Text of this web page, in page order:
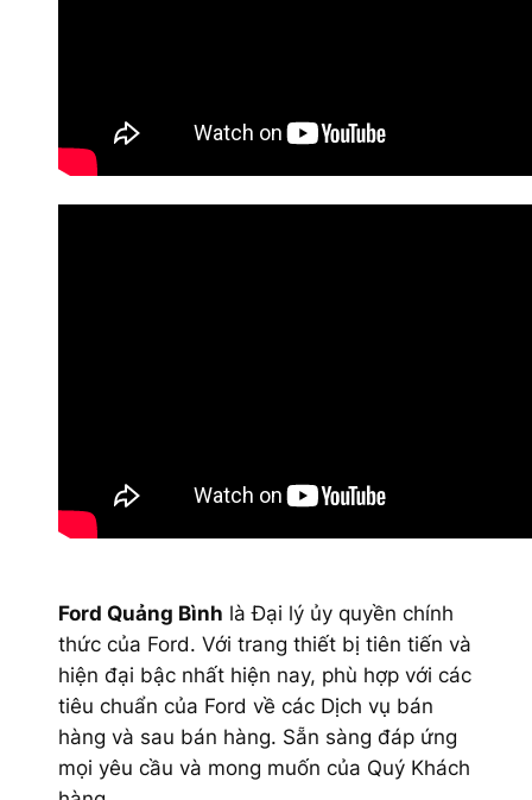
Ford Quảng Bình là Đại lý ủy quyền chính
thức của Ford. Với trang thiết bị tiên tiến và
hiện đại bậc nhất hiện nay, phù hợp với các
tiêu chuẩn của Ford về các Dịch vụ bán
hàng và sau bán hàng. Sẵn sàng đáp ứng
mọi yêu cầu và mong muốn của Quý Khách